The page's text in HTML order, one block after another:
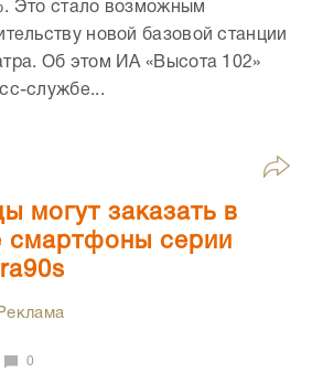
Это стало возможным
новой базовой станции
Об этом ИА «Высота 102»
службе...
могут заказать в
серии
0